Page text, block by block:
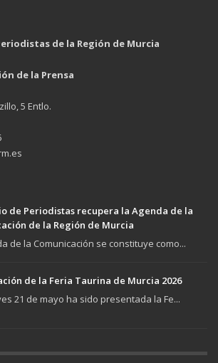
de la Región de Murcia
de la Prensa
5 Entlo.
de Periodistas recupera la Agenda de la
de la Región de Murcia
de la Comunicación se constituye como...
de la Feria Taurina de Murcia 2026
21 de mayo ha sido presentada la Fe...